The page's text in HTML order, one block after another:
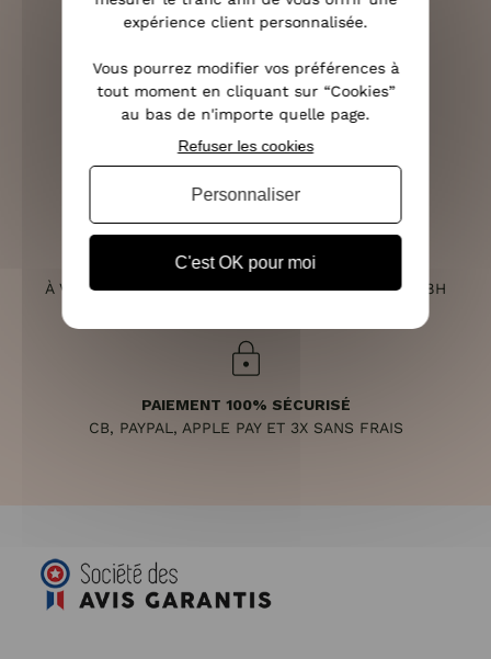
OFFERTE DÈS 70€
RETOURS SOUS 14 JOURS
(VOIR LES CONDITIONS)
SERVICE CLIENT
À VOTRE ÉCOUTE DU LUNDI AU SAMEDI DE 10H À 18H
PAIEMENT 100% SÉCURISÉ
CB, PAYPAL, APPLE PAY ET 3X SANS FRAIS
expérience client personnalisée.
Vous pourrez modifier vos préférences à
tout moment en cliquant sur “Cookies”
au bas de n'importe quelle page.
C'est OK pour moi
Refuser les cookies
Personnaliser